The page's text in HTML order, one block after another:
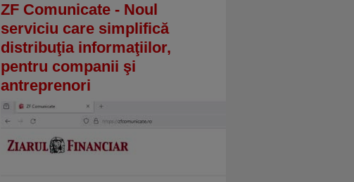
ZF Comunicate - Noul
serviciu care simplifică
distribuţia informaţiilor,
pentru companii şi
antreprenori